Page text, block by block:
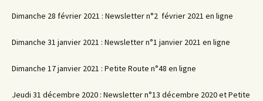
Dimanche 28 février 2021 : Newsletter n°2 février 2021 en ligne
Dimanche 31 janvier 2021 : Newsletter n°1 janvier 2021 en ligne
Dimanche 17 janvier 2021 : Petite Route n°48 en ligne
Jeudi 31 décembre 2020 : Newsletter n°13 décembre 2020 et Petite